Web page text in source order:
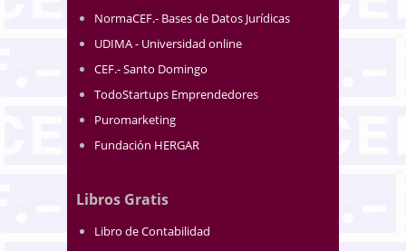
NormaCEF.- Bases de Datos Jurídicas
UDIMA - Universidad online
CEF.- Santo Domingo
TodoStartups Emprendedores
Puromarketing
Fundación HERGAR
Libros Gratis
Libro de Contabilidad